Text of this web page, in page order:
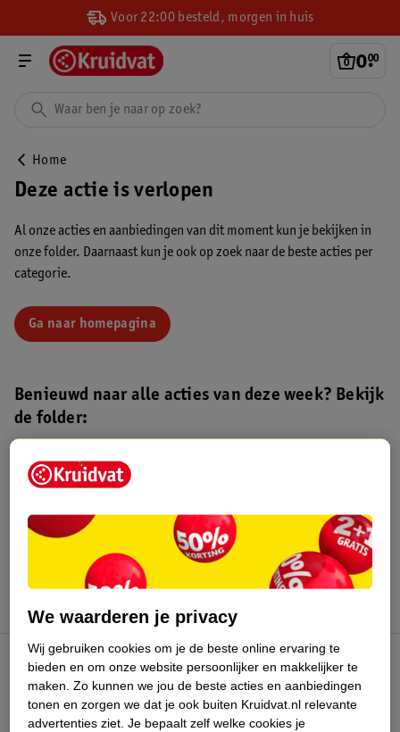
Voor 22:00 besteld, morgen in huis
0.
00
Home
Deze actie is verlopen
Al onze acties en aanbiedingen van dit moment kun je bekijken in
onze folder. Daarnaast kun je ook op zoek naar de beste acties per
categorie.
Ga naar homepagina
Benieuwd naar alle acties van deze week? Bekijk
de folder:
Kruidvat folder
augustus 2026.
Kruidvat Club
Klantenservice
We waarderen je privacy
Wij gebruiken cookies om je de beste online ervaring te
bieden en om onze website persoonlijker en makkelijker te
maken. Zo kunnen we jou de beste acties en aanbiedingen
tonen en zorgen we dat je ook buiten Kruidvat.nl relevante
advertenties ziet. Je bepaalt zelf welke cookies je